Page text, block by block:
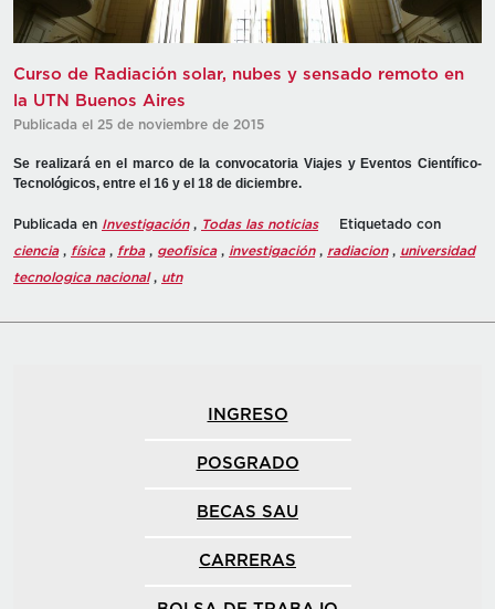
Curso de Radiación solar, nubes y sensado remoto en
la UTN Buenos Aires
Publicada el 25 de noviembre de 2015
Se realizará en el marco de la convocatoria Viajes y Eventos Científico-
Tecnológicos, entre el 16 y el 18 de diciembre.
Publicada en Investigación, Todas las noticias
Etiquetado con
ciencia, física, frba, geofisica, investigación, radiacion, universidad
tecnologica nacional, utn
INGRESO
POSGRADO
BECAS SAU
CARRERAS